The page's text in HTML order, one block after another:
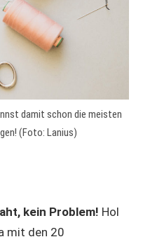
damit schon die meisten
(Foto: Lanius)
kein Problem! Hol
mit den 20